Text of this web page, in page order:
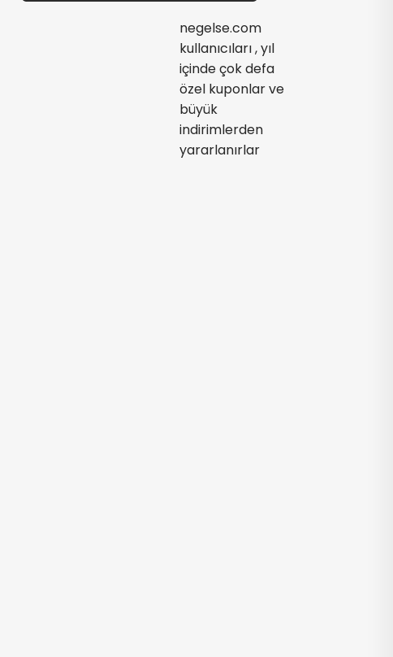
negelse.com
kullanıcıları , yıl
içinde çok defa
özel kuponlar ve
büyük
indirimlerden
yararlanırlar